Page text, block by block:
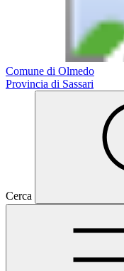
Comune di Olmedo
Provincia di Sassari
Cerca